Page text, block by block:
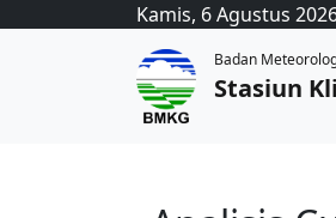
Kamis, 6 Agustus
Badan
Stasiun